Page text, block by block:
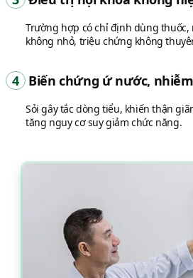
Trường hợp có chỉ định dùng thuốc,
không nhỏ, triệu chứng không
4 Biến chứng ứ nước,
Sỏi gây tắc dòng tiểu, khiến thận
tăng nguy cơ suy giảm chức năng.